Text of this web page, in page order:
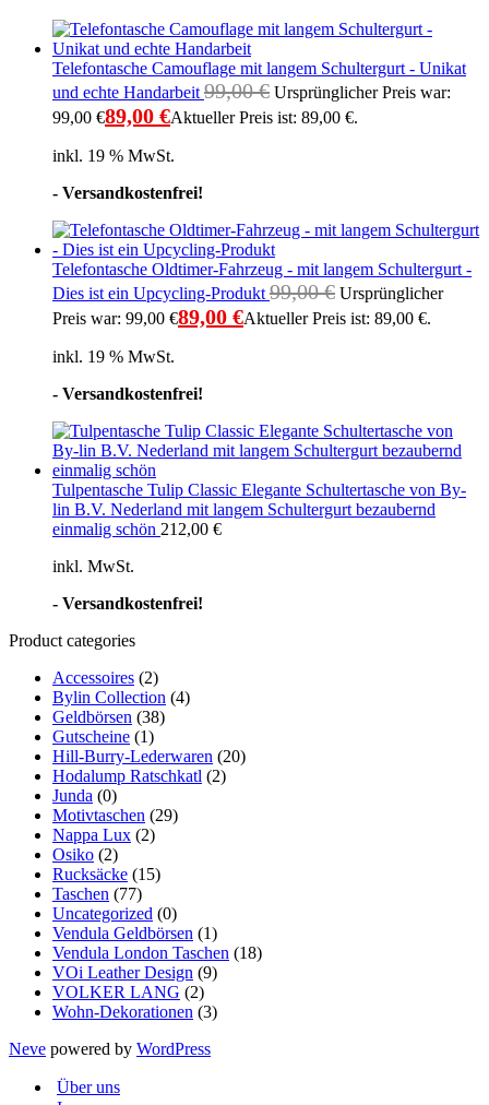
Telefontasche Camouflage mit langem Schultergurt - Unikat
und echte Handarbeit 99,00€ Ursprünglicher Preis war:
99,00 €89,00 €Aktueller Preis ist: 89,00 €.
inkl. 19 % MwSt.
- Versandkostenfrei!
Telefontasche Oldtimer-Fahrzeug - mit langem Schultergurt -
Dies ist ein Upcycling-Produkt 99,00€ Ursprünglicher
Preis war: 99,00 €89,00 €Aktueller Preis ist: 89,00 €.
inkl. 19 % MwSt.
- Versandkostenfrei!
Tulpentasche Tulip Classic Elegante Schultertasche von By-
lin B.V. Nederland mit langem Schultergurt bezaubernd
einmalig schön 212,00 €
inkl. MwSt.
- Versandkostenfrei!
Product categories
Accessoires (2)
Bylin Collection (4)
Geldbörsen (38)
Gutscheine (1)
Hill-Burry-Lederwaren (20)
Hodalump Ratschkatl (2)
Junda (0)
Motivtaschen (29)
Nappa Lux (2)
Osiko (2)
Rucksäcke (15)
Taschen (77)
Uncategorized (0)
Vendula Geldbörsen (1)
Vendula London Taschen (18)
VOi Leather Design (9)
VOLKER LANG (2)
Wohn-Dekorationen (3)
Neve powered by WordPress
Über uns